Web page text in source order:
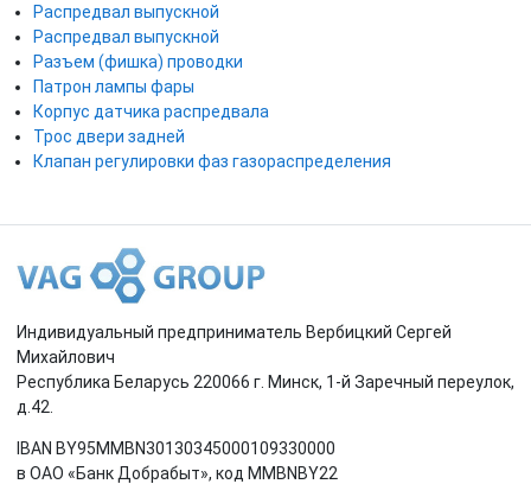
Распредвал выпускной
Распредвал выпускной
Разъем (фишка) проводки
Патрон лампы фары
Корпус датчика распредвала
Трос двери задней
Клапан регулировки фаз газораспределения
Индивидуальный предприниматель Вербицкий Сергей
Михайлович
Республика Беларусь 220066 г. Минск, 1-й Заречный переулок,
д.42.
IBAN BY95MMBN30130345000109330000
в ОАО «Банк Добрабыт», код MMBNBY22